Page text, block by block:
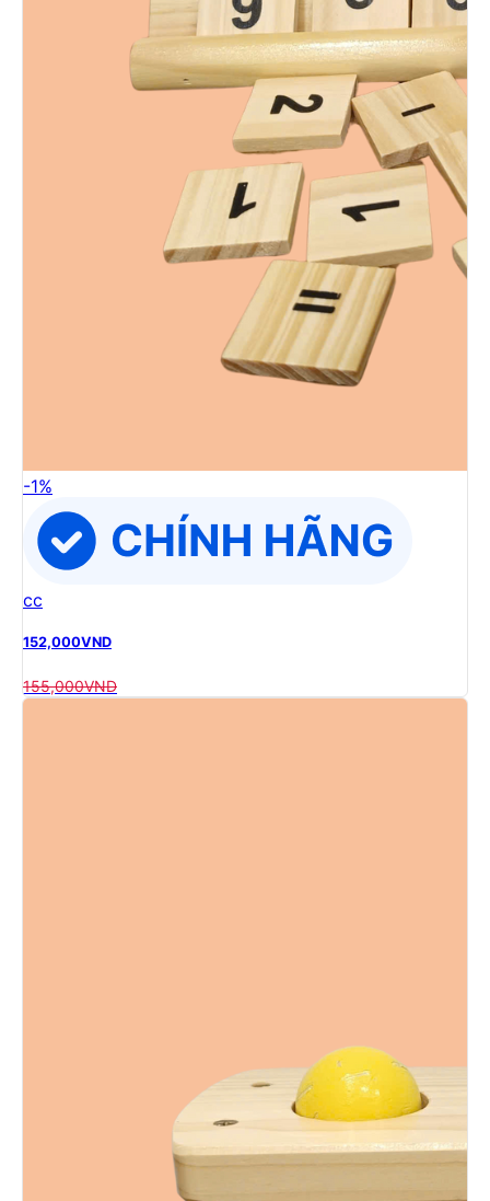
-1%
cc
152,000VND
155,000VND